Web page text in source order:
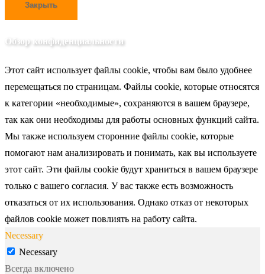
Закрыть
Обзор конфиденциальности
Этот сайт использует файлы cookie, чтобы вам было удобнее
перемещаться по страницам. Файлы cookie, которые относятся
к категории «необходимые», сохраняются в вашем браузере,
так как они необходимы для работы основных функций сайта.
Мы также используем сторонние файлы cookie, которые
помогают нам анализировать и понимать, как вы используете
этот сайт. Эти файлы cookie будут храниться в вашем браузере
только с вашего согласия. У вас также есть возможность
отказаться от их использования. Однако отказ от некоторых
файлов cookie может повлиять на работу сайта.
Necessary
Necessary
Всегда включено